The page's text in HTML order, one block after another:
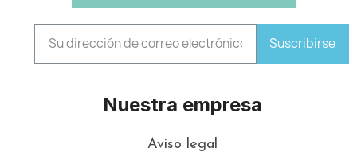
Suscribirse
Nuestra empresa
Aviso legal